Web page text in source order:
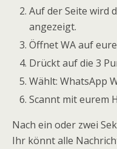
Auf der Seite wird
angezeigt.
Öffnet WA auf
Drückt auf die 3
Wählt: WhatsApp
Scannt mit eurem
Nach ein oder zwei
Ihr könnt alle